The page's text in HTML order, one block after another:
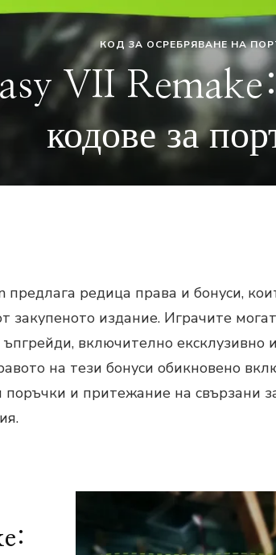
Final
предлага редица права и бонуси,
закупеното издание. Играчите
включително ексклузивно
на тези бонуси обикновено
и притежание на свързани